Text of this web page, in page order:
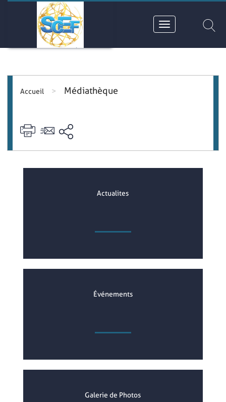
Accueil > Médiathèque
Actualites
Événements
Galerie de Photos